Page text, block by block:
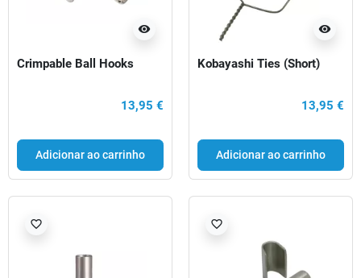
visibility
Crimpable Ball Hooks
13,95 €
Adicionar ao carrinho
visibility
Kobayashi Ties (Short)
13,95 €
Adicionar ao carrinho
favorite_border favorite_border